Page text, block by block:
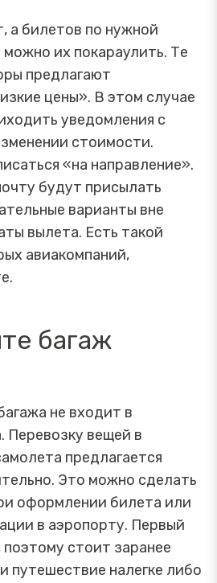
а билетов по нужной
их покараулить. Те
предлагают
цены». В этом случае
уведомления с
стоимости.
«на направление».
будут присылать
варианты вне
вылета. Есть такой
авиакомпаний,
багаж
не входит в
Перевозку вещей в
предлагается
Это можно сделать
оформлении билета или
в аэропорту. Первый
поэтому стоит заранее
путешествие налегке либо